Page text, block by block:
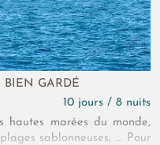
BIEN GARDÉ
10 jours / 8 nuits
hautes marées du monde,
sablonneuses, ... Pour